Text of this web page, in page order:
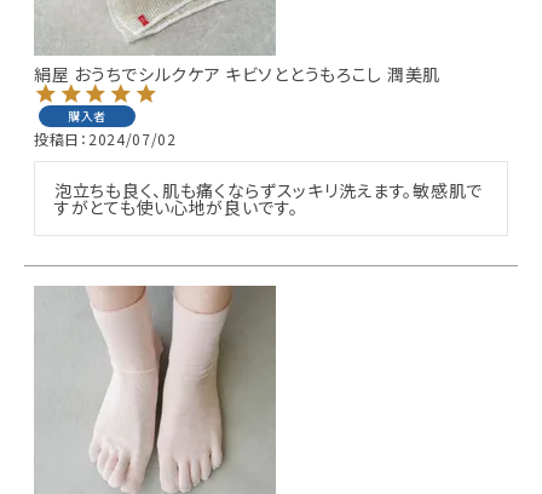
ギフトを探す
ブランドから探す
特集
読み物
お問い合わせ
ログアウト
絹屋 おうちでシルクケア キビソととうもろこし 潤美肌
購入者
投稿日 2024/07/02
泡立ちも良く、肌も痛くならずスッキリ洗えます。敏感肌で
すがとても使い心地が良いです。